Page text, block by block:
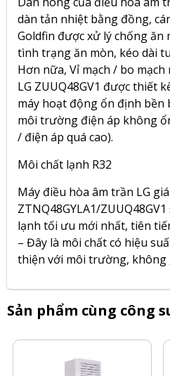
dàn tản nhiệt bằng đồng,
Goldfin được xử lý chống
tình trạng ăn mòn, kéo dài
Hơn nữa, Vỉ mạch / bo
LG ZUUQ48GV1 được thiết
máy hoạt động ổn định bền
môi trường điện áp không
/ điện áp quá cao).
Môi chất lạnh R32
Máy điều hòa âm trần LG
ZTNQ48GYLA1/
lạnh tối ưu mới nhất, tiên
– Đây là môi chất có hiệu
thiện với môi trường, không
Sản phẩm cùng công